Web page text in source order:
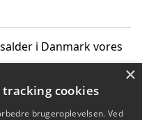
i Danmark vores
påvirker vores
×
cookies
brugeroplevelsen. Ved